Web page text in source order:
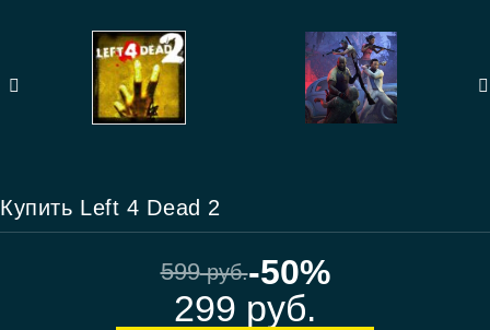
Купить Left 4 Dead 2
599руб.-50%
299 руб.